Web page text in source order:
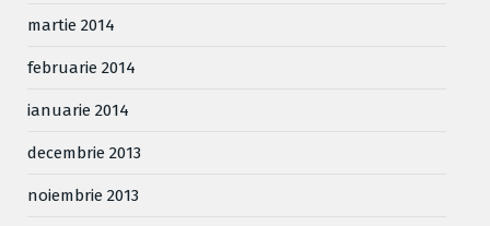
martie 2014
februarie 2014
ianuarie 2014
decembrie 2013
noiembrie 2013